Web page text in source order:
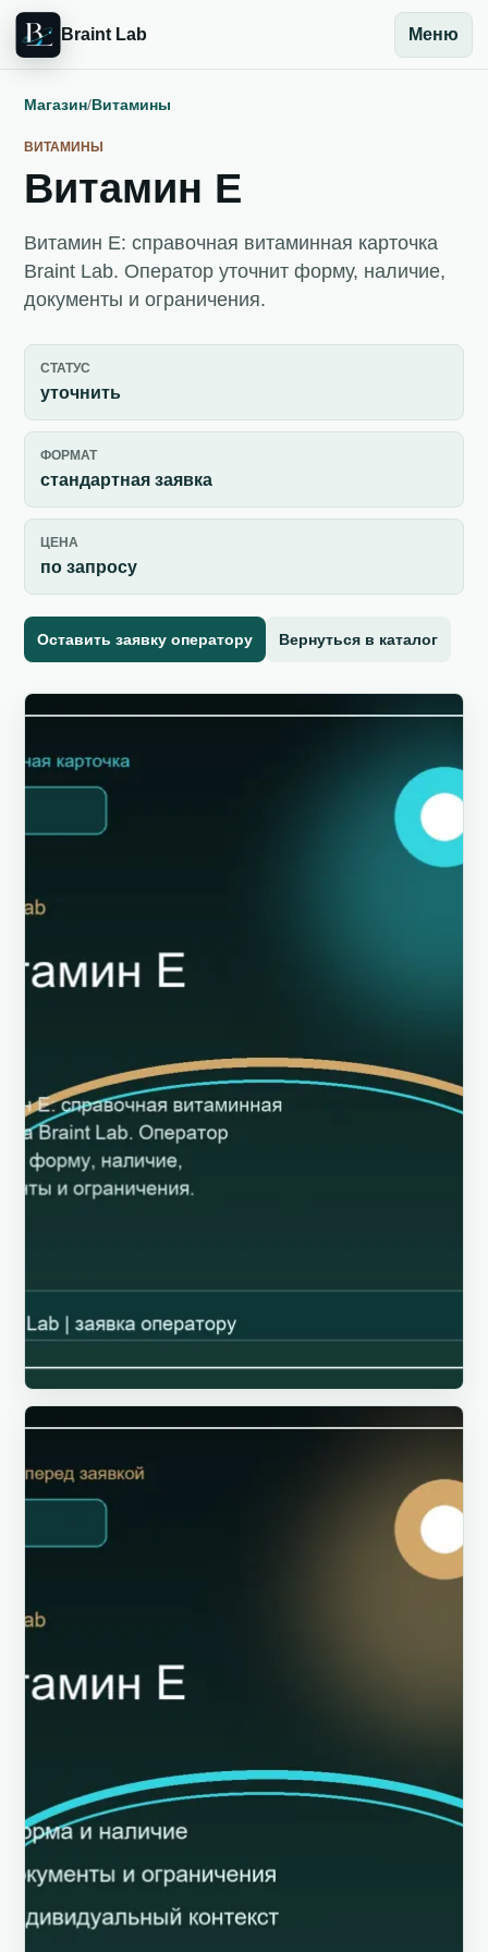
Braint Lab Меню
Магазин/Витамины
ВИТАМИНЫ
Витамин E
Витамин E: справочная витаминная карточка
Braint Lab. Оператор уточнит форму, наличие,
документы и ограничения.
СТАТУС
уточнить
ФОРМАТ
стандартная заявка
ЦЕНА
по запросу
Оставить заявку оператору Вернуться в каталог